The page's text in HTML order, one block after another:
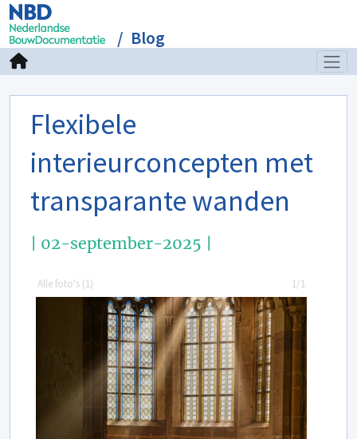
Blog
Flexibele
interieurconcepten met
transparante wanden
| 02-september-2025 |
Alle foto's (1) 1/1